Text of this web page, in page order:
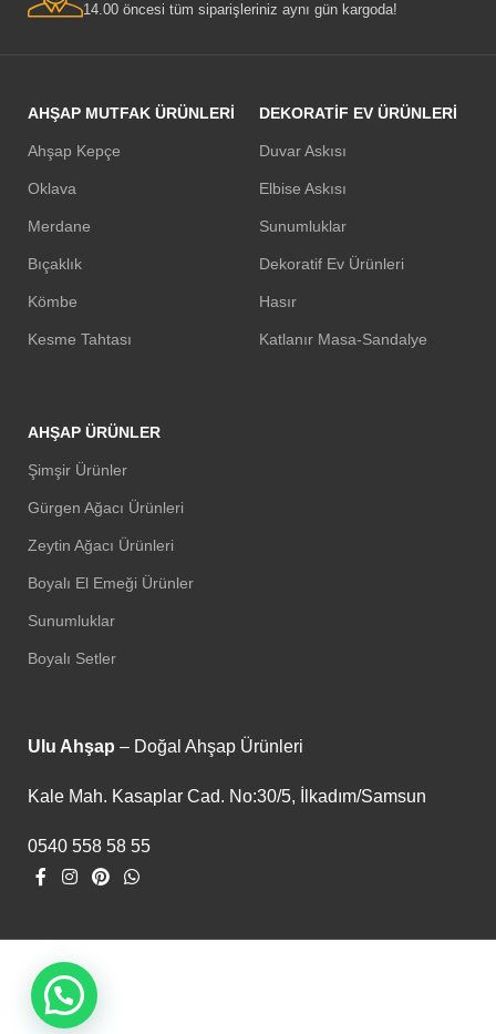
14.00 öncesi tüm siparişleriniz aynı gün kargoda!
AHŞAP MUTFAK ÜRÜNLERI
Ahşap Kepçe
Oklava
Merdane
Bıçaklık
Kömbe
Kesme Tahtası
DEKORATIF EV ÜRÜNLERI
Duvar Askısı
Elbise Askısı
Sunumluklar
Dekoratif Ev Ürünleri
Hasır
Katlanır Masa-Sandalye
AHŞAP ÜRÜNLER
Şimşir Ürünler
Gürgen Ağacı Ürünleri
Zeytin Ağacı Ürünleri
Boyalı El Emeği Ürünler
Sunumluklar
Boyalı Setler
Ulu Ahşap – Doğal Ahşap Ürünleri
Kale Mah. Kasaplar Cad. No:30/5, İlkadım/Samsun
0540 558 58 55